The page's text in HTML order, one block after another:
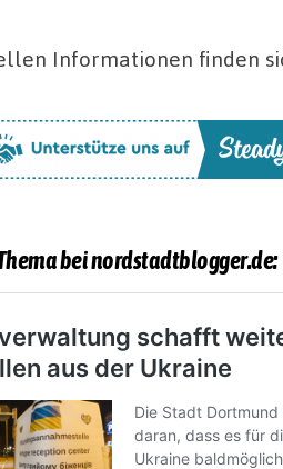
Informationen finden
bei nordstadtblogger.de: